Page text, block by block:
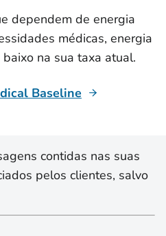
dependem de energia
médicas, energia
na sua taxa atual.
Baseline
contidas nas suas
pelos clientes, salvo